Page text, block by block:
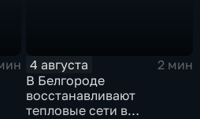
4 августа
2 мин
В Белгороде
восстанавливают
тепловые сети в